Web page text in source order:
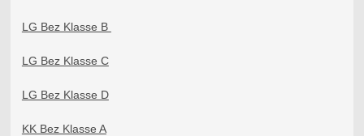
LG Bez Klasse B
LG Bez Klasse C
LG Bez Klasse D
KK Bez Klasse A